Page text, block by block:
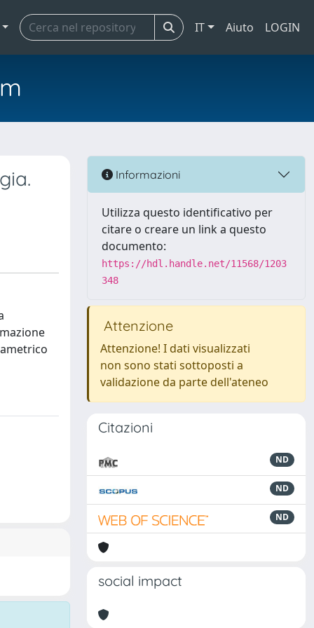
IT Aiuto LOGIN
Informazioni
Utilizza questo identificativo per
citare o creare un link a questo
documento:
https://hdl.handle.net/11568/1203
348
Attenzione
Attenzione! I dati visualizzati
non sono stati sottoposti a
validazione da parte dell'ateneo
Citazioni
ND
ND
ND
social impact